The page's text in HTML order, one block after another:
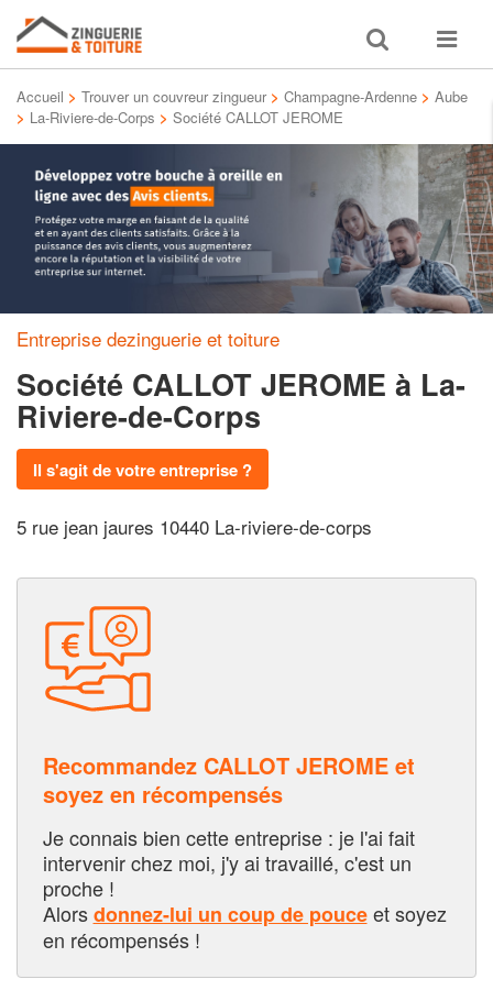
Toggle
search
Toggle
Accueil > Trouver un couvreur zingueur > Champagne-Ardenne > Aube
> La-Riviere-de-Corps > Société CALLOT JEROME
Entreprise dezinguerie et toiture
Société CALLOT JEROME à La-
Riviere-de-Corps
Il s'agit de votre entreprise ?
5 rue jean jaures 10440 La-riviere-de-corps
Recommandez CALLOT JEROME et
soyez en récompensés
Je connais bien cette entreprise : je l'ai fait
intervenir chez moi, j'y ai travaillé, c'est un
proche !
Alorsdonnez-lui un coup de pouceet soyez
en récompensés !